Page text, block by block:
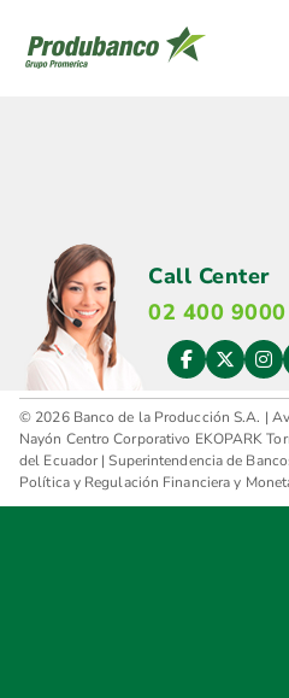
Call Center
02 400 9000
© 2026 Banco de la Producción S.A. |
Nayón Centro Corporativo EKOPARK
del Ecuador |Superintendencia de
Política y Regulación Financiera y